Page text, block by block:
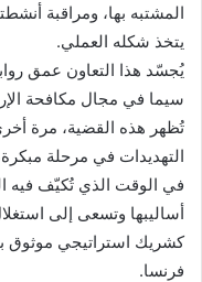
المشتبه بها، ومراقبة
يتخذ شكله العملي.
يُجسّد هذا التعاون عمق
سيما في مجال مكافحة
تُظهر هذه القضية، مرة
التهديدات في مرحلة
في الوقت الذي تُكيّف فيه
أساليبها وتسعى إلى
كشريك استراتيجي موثوق
فرنسا.